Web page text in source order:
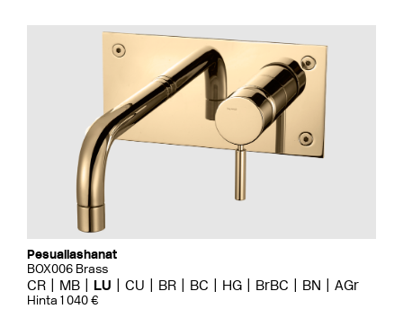
Pesuallashanat
BOX006 Brass
CR MB LU CU BR BC HG BrBC BN AGr
Hinta 1 040 €